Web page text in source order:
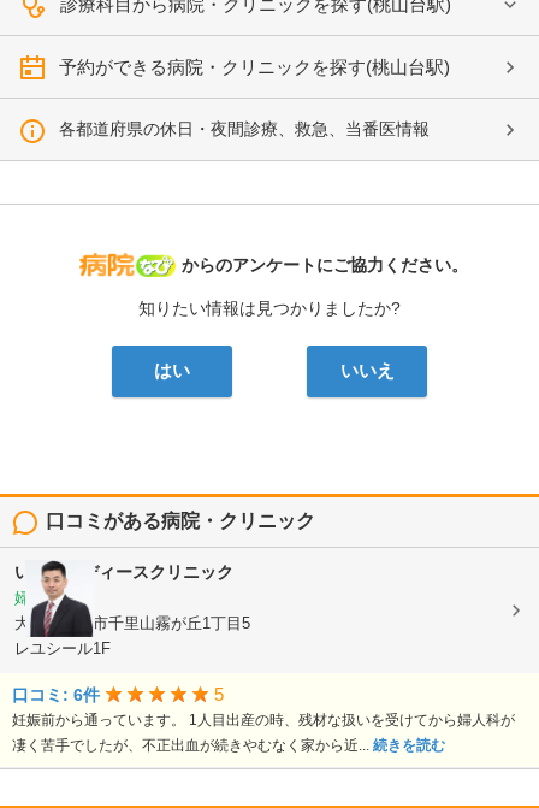
診療科目から病院・クリニックを探す(桃山台駅)
予約ができる病院・クリニックを探す(桃山台駅)
各都道府県の休日・夜間診療、救急、当番医情報
病院なび
からのアンケートにご協力ください。
知りたい情報は見つかりましたか?
はい いいえ
口コミがある病院・クリニック
いとうレディースクリニック
婦人科
大阪府吹田市千里山霧が丘1丁目5
レユシール1F
口コミ: 6件 5
妊娠前から通っています。 1人目出産の時、残材な扱いを受けてから婦人科が
凄く苦手でしたが、不正出血が続きやむなく家から近... 続きを読む